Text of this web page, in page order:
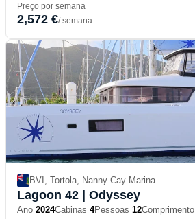
Preço por semana
2,572 €/ semana
BVI, Tortola, Nanny Cay Marina
Lagoon 42 | Odyssey
Ano 2024Cabinas 4Pessoas 12Comprimento